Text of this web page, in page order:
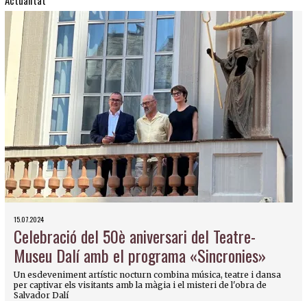
15.07.2024
Celebració del 50è aniversari del Teatre-
Museu Dalí amb el programa «Sincronies»
Un esdeveniment artístic nocturn combina música, teatre i dansa
per captivar els visitants amb la màgia i el misteri de l'obra de
Salvador Dalí